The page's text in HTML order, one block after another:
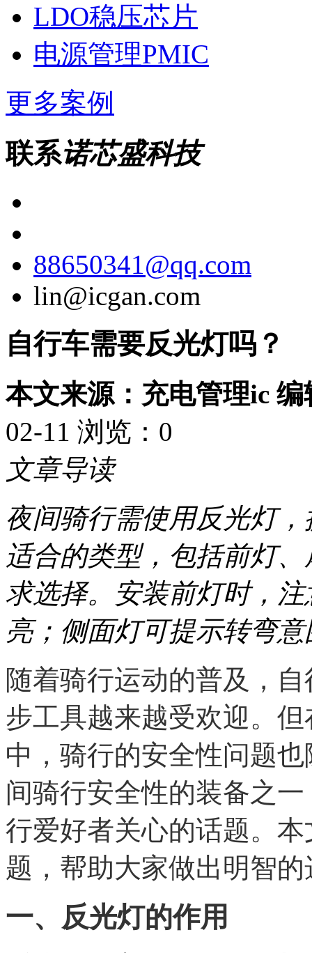
LDO稳压芯片
电源管理PMIC
更多案例
联系诺芯盛科技
88650341@qq.com
lin@icgan.com
自行车需要反光灯吗？
本文来源：充电管理ic
02-11 浏览： 0
文章导读
夜间骑行需使用反光灯
适合的类型，包括前灯
求选择。安装前灯时，
亮；侧面灯可提示转弯
随着骑行运动的普及，
步工具越来越受欢迎。
中，骑行的安全性问题
间骑行安全性的装备之
行爱好者关心的话题。
题，帮助大家做出明智的
一、反光灯的作用